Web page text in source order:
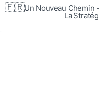
🇫🇷Un Nouveau Chemin
La